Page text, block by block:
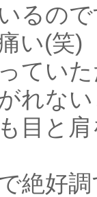
るの
い(笑)
てい
れな
目と
絶好